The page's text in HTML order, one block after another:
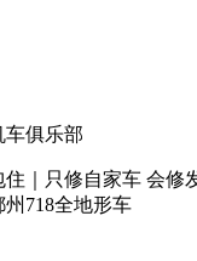
车俱乐部
｜只修自家车 会
718全地形车